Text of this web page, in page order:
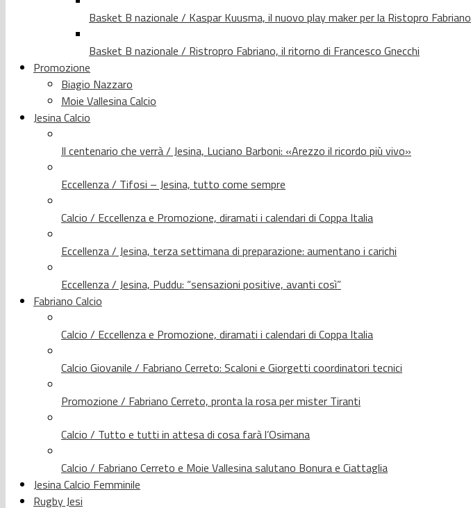
Basket B nazionale / Kaspar Kuusma, il nuovo play maker per la Ristopro Fabriano
Basket B nazionale / Ristropro Fabriano, il ritorno di Francesco Gnecchi
Promozione
Biagio Nazzaro
Moie Vallesina Calcio
Jesina Calcio
Il centenario che verrà / Jesina, Luciano Barboni: «Arezzo il ricordo più vivo»
Eccellenza / Tifosi – Jesina, tutto come sempre
Calcio / Eccellenza e Promozione, diramati i calendari di Coppa Italia
Eccellenza / Jesina, terza settimana di preparazione: aumentano i carichi
Eccellenza / Jesina, Puddu: “sensazioni positive, avanti così”
Fabriano Calcio
Calcio / Eccellenza e Promozione, diramati i calendari di Coppa Italia
Calcio Giovanile / Fabriano Cerreto: Scaloni e Giorgetti coordinatori tecnici
Promozione / Fabriano Cerreto, pronta la rosa per mister Tiranti
Calcio / Tutto e tutti in attesa di cosa farà l’Osimana
Calcio / Fabriano Cerreto e Moie Vallesina salutano Bonura e Ciattaglia
Jesina Calcio Femminile
Rugby Jesi